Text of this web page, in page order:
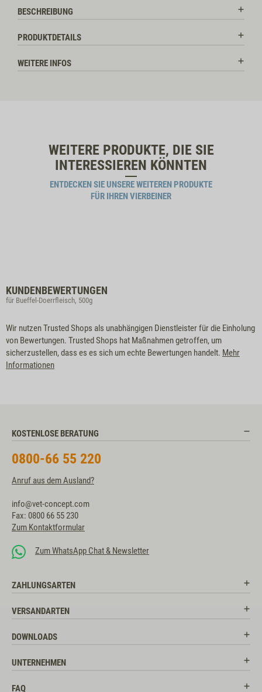
BESCHREIBUNG
PRODUKTDETAILS
WEITERE INFOS
WEITERE PRODUKTE, DIE SIE
INTERESSIEREN KÖNNTEN
ENTDECKEN SIE UNSERE WEITEREN PRODUKTE
FÜR IHREN VIERBEINER
KUNDENBEWERTUNGEN
für Bueffel-Doerrfleisch, 500g
Wir nutzen Trusted Shops als unabhängigen Dienstleister für die Einholung
von Bewertungen. Trusted Shops hat Maßnahmen getroffen, um
sicherzustellen, dass es es sich um echte Bewertungen handelt. Mehr
Informationen
KOSTENLOSE BERATUNG
0800-66 55 220
Anruf aus dem Ausland?
info@vet-concept.com
Fax: 0800 66 55 230
Zum Kontaktformular
Zum WhatsApp Chat & Newsletter
ZAHLUNGSARTEN
VERSANDARTEN
DOWNLOADS
UNTERNEHMEN
FAQ